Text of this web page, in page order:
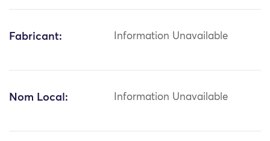
Fabricant: Information Unavailable
Nom Local: Information Unavailable